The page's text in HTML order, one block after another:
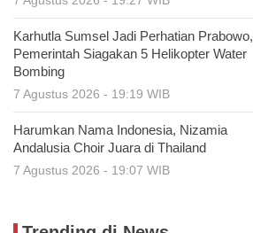
Karhutla Sumsel Jadi Perhatian Prabowo,
Pemerintah Siagakan 5 Helikopter Water
Bombing
7 Agustus 2026 - 19:19 WIB
Harumkan Nama Indonesia, Nizamia
Andalusia Choir Juara di Thailand
7 Agustus 2026 - 19:07 WIB